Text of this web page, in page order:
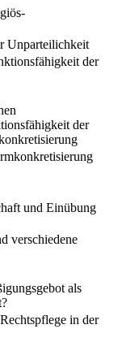
Unparteilichkeit
der
der
und Einübung
verschiedene
als
in der